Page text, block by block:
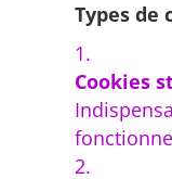
Types de
Cookies